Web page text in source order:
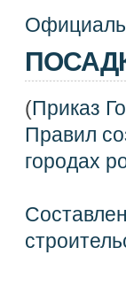
(Приказ
Правил
городах